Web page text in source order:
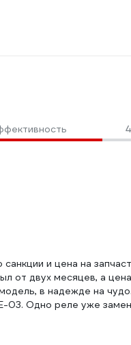
4
и цена на
от двух месяцев, а
в надежде на
03. Одно реле уже